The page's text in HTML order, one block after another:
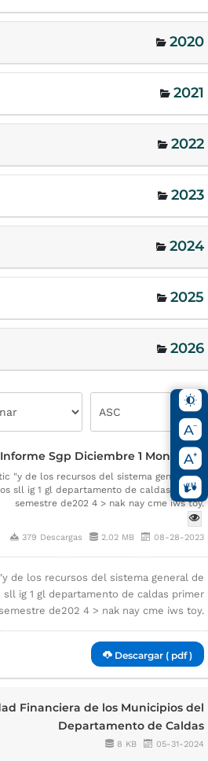
2020
2021
2022
2023
2024
2025
2026
Informe Sgp Diciembre 1 Monitoreo
"y de los recursos del sistema general de
sll ig 1 gl departamento de caldas primer
semestre de202 4 > nak nay cme iws toy.
379 Descargas 2.02 MB 08-28-2023
de los recursos del sistema general de
ig 1 gl departamento de caldas primer
de202 4 > nak nay cme iws toy.
Descargar ( pdf )
Financiera de los Municipios del
Departamento de Caldas
8 KB 05-31-2024